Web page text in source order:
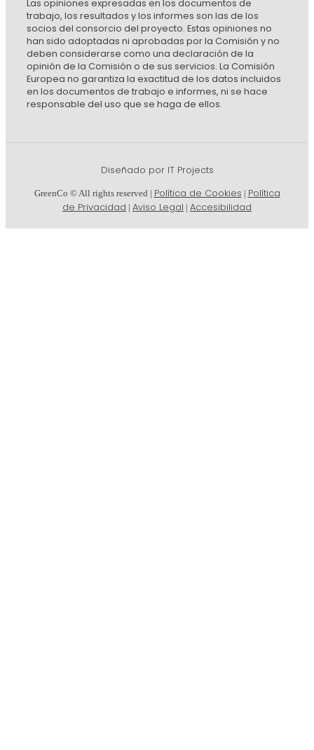
Las opiniones expresadas en los documentos de
trabajo, los resultados y los informes son las de los
socios del consorcio del proyecto. Estas opiniones no
han sido adoptadas ni aprobadas por la Comisión y no
deben considerarse como una declaración de la
opinión de la Comisión o de sus servicios. La Comisión
Europea no garantiza la exactitud de los datos incluidos
en los documentos de trabajo e informes, ni se hace
responsable del uso que se haga de ellos.
Diseñado por IT Projects
GreenCo © All rights reserved | Política de Cookies | Política
de Privacidad | Aviso Legal | Accesibilidad